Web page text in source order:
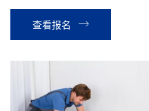
查看报名